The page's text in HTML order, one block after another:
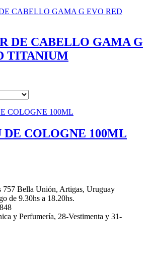
DE CABELLO GAMA G
TITANIUM
DE COLOGNE 100ML
757 Bella Unión, Artigas, Uruguay
de 9.30hs a 18.20hs.
y Perfumería, 28-Vestimenta y 31-